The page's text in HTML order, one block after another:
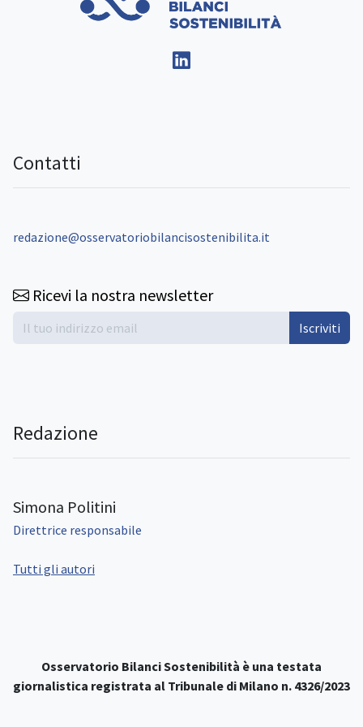
Contatti
redazione@osservatoriobilancisostenibilita.it
Ricevi la nostra newsletter
Iscriviti
Redazione
Simona Politini
Direttrice responsabile
Tutti gli autori
Osservatorio Bilanci Sostenibilità è una testata
giornalistica registrata al Tribunale di Milano n. 4326/2023